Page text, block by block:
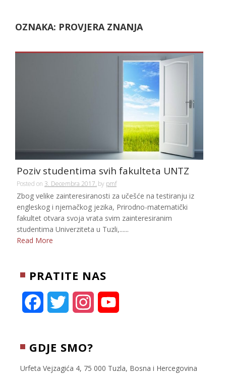
OZNAKA: PROVJERA ZNANJA
Poziv studentima svih fakulteta UNTZ
Posted on 3. Decembra 2017. by pmf
Zbog velike zainteresiranosti za učešće na testiranju iz
engleskog i njemačkog jezika, Prirodno-matematički
fakultet otvara svoja vrata svim zainteresiranim
studentima Univerziteta u Tuzli,......
Read More
PRATITE NAS
c
e
i
t
t
T
GDJE SMO?
Urfeta Vejzagića 4, 75 000 Tuzla, Bosna i Hercegovina